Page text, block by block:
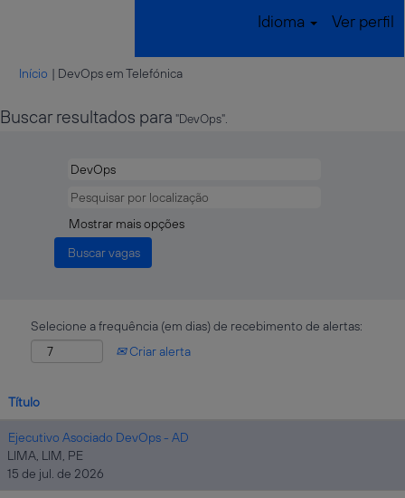
Idioma Ver perfil
Início | DevOps em Telefónica(página
Buscar resultados para "DevOps".
Mostrar mais opções
Selecione a frequência (em dias) de recebimento de alertas:
Criar alerta
Título
Ejecutivo Asociado DevOps - AD
LIMA, LIM, PE
15 de jul. de 2026